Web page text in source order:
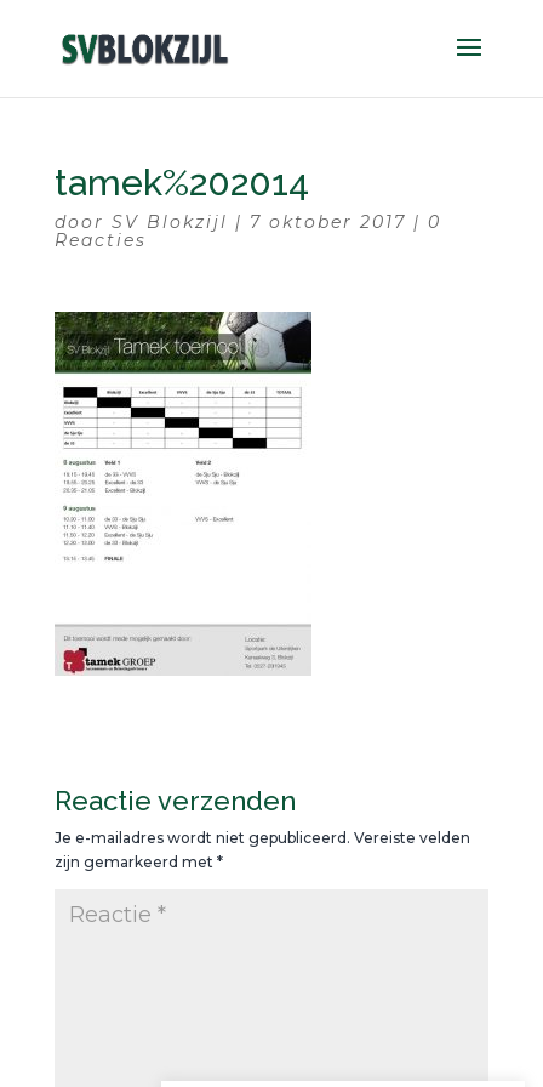
tamek%202014
door SV Blokzijl | 7 oktober 2017 | 0
Reacties
Reactie verzenden
Je e-mailadres wordt niet gepubliceerd. Vereiste velden
zijn gemarkeerd met *